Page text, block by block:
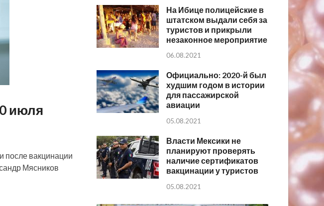
июля
после вакцинации
Мясников
На Ибице полицейские в
штатском выдали себя за
туристов и прикрыли
незаконное мероприятие
06.08.2021
Официально: 2020-й был
худшим годом в истории
для пассажирской
авиации
05.08.2021
Власти Мексики не
планируют проверять
наличие сертификатов
вакцинации у туристов
05.08.2021